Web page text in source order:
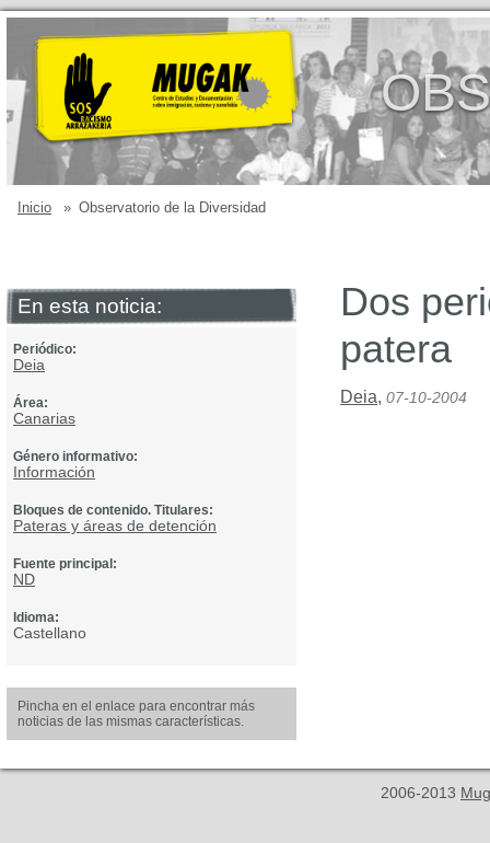
Inicio » Observatorio de la Diversidad
En esta noticia:
Periódico:
Deia
Área:
Canarias
Género informativo:
Información
Bloques de contenido. Titulares:
Pateras y áreas de detención
Fuente principal:
ND
Idioma:
Castellano
Pincha en el enlace para encontrar más
noticias de las mismas características.
Dos
patera
Deia, 07-10-2004
2006-2013